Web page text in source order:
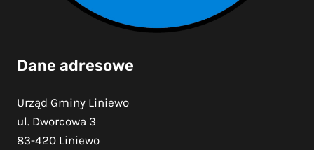
Dane adresowe
Urząd Gminy Liniewo
ul. Dworcowa 3
83-420 Liniewo